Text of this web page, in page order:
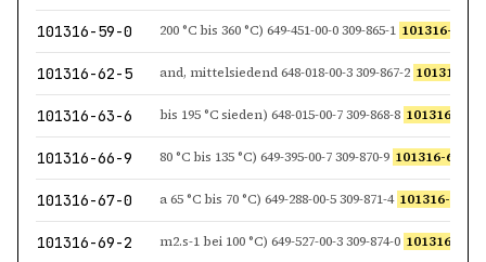
101316-59-0 200 °C bis 360 °C) 649-451-00-0 309-865-1 101316-59-0
101316-62-5 and, mittelsiedend 648-018-00-3 309-867-2 101316-
101316-63-6 bis 195 °C sieden) 648-015-00-7 309-868-8 101316-63-6
101316-66-9 80 °C bis 135 °C) 649-395-00-7 309-870-9 101316-66-9
101316-67-0 a 65 °C bis 70 °C) 649-288-00-5 309-871-4 101316-67-0
101316-69-2 m2.s-1 bei 100 °C) 649-527-00-3 309-874-0 101316-69-2